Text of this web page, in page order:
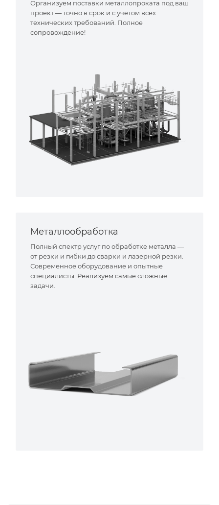
Организуем поставки металлопроката под ваш
проект — точно в срок и с учётом всех
технических требований. Полное
сопровождение!
Металлообработка
Полный спектр услуг по обработке металла —
от резки и гибки до сварки и лазерной резки.
Современное оборудование и опытные
специалисты. Реализуем самые сложные
задачи.